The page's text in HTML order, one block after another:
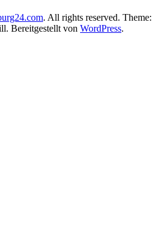
. All rights reserved. Theme:
Bereitgestellt von WordPress.